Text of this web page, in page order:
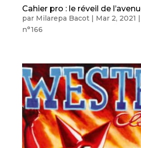
Cahier pro : le réveil de
par Milarepa Bacot| Mar 2, 2021 |
n°166